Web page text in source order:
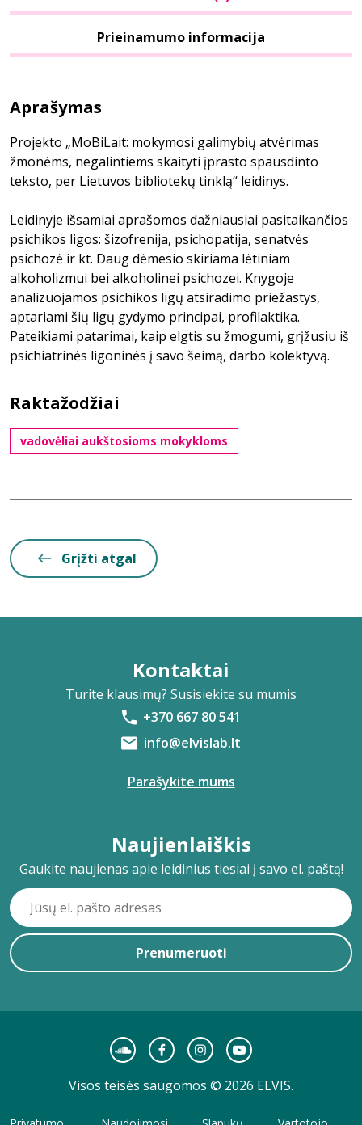
Prieinamumo informacija
Aprašymas
Projekto „MoBiLait: mokymosi galimybių atvėrimas
žmonėms, negalintiems skaityti įprasto spausdinto
teksto, per Lietuvos bibliotekų tinklą“ leidinys.
Leidinyje išsamiai aprašomos dažniausiai pasitaikančios
psichikos ligos: šizofrenija, psichopatija, senatvės
psichozė ir kt. Daug dėmesio skiriama lėtiniam
alkoholizmui bei alkoholinei psichozei. Knygoje
analizuojamos psichikos ligų atsiradimo priežastys,
aptariami šių ligų gydymo principai, profilaktika.
Pateikiami patarimai, kaip elgtis su žmogumi, grįžusiu iš
psichiatrinės ligoninės į savo šeimą, darbo kolektyvą.
Raktažodžiai
vadovėliai aukštosioms mokykloms
Grįžti atgal
Kontaktai
Turite klausimų? Susisiekite su mumis
+370 667 80 541
info@elvislab.lt
Parašykite mums
Naujienlaiškis
Gaukite naujienas apie leidinius tiesiai į savo el. paštą!
Prenumeruoti
Visos teisės saugomos © 2026 ELVIS.